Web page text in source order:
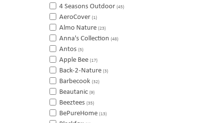
4 Seasons Outdoor (45)
AeroCover (1)
Almo Nature (23)
Anna's Collection (48)
Antos (5)
Apple Bee (17)
Back-2-Nature (3)
Barbecook (32)
Beautanic (9)
Beeztees (35)
BePureHome (13)